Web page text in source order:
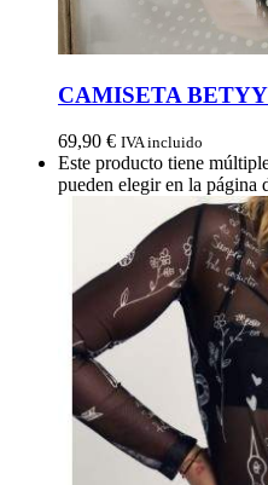
CAMISETA
69,90 € IVA incluido
Este producto tiene
pueden elegir en la página